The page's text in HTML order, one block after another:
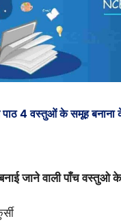
पाठ 4 वस्तुओं के समूह बनाना
जाने वाली पाँच वस्तुओ